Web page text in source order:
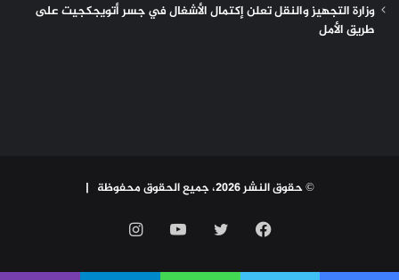
وزارة التجهيز والنقل تعلن إكتمال الأشغال في جسر أتويجكجيت على
طريق الأمل
© حقوق النشر 2026، جميع الحقوق محفوظة |
فيسبوك تويتر يوتيوب